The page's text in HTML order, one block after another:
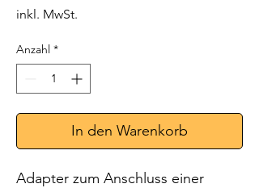
inkl. MwSt.
Anzahl *
In den Warenkorb
Adapter zum Anschluss einer